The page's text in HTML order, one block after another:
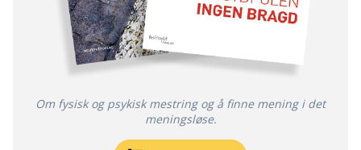
Om fysisk og psykisk mestring og å finne mening i det
meningsløse.